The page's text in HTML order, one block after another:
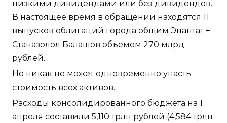
низкими дивидендами или без дивидендов.
В настоящее время в обращении находятся 11
выпусков облигаций города общим Энантат +
Станазолол Балашов объемом 270 млрд
рублей.
Но никак не может одновременно упасть
стоимость всех активов.
Расходы консолидированного бюджета на 1
апреля составили 5,110 трлн рублей (4,584 трлн